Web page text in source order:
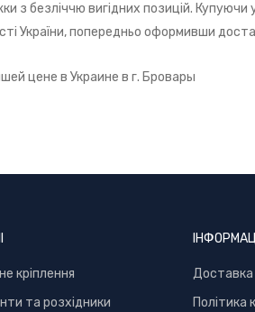
з безліччю вигідних позицій.
України, попередньо оформивши
цене в Украине в г. Бровары
кріплення
та розхідники
Доставка
Політика